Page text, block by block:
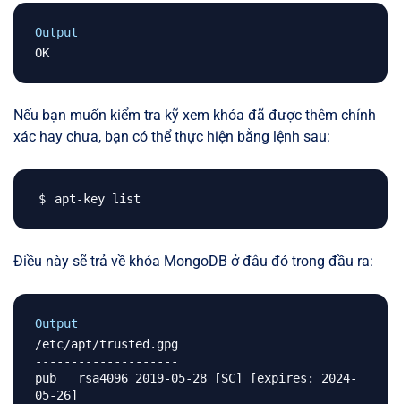
Output
Nếu bạn muốn kiểm tra kỹ xem khóa đã được thêm chính
xác hay chưa, bạn có thể thực hiện bằng lệnh sau:
Điều này sẽ trả về khóa MongoDB ở đâu đó trong đầu ra:
Output
/etc/apt/trusted.gpg
--------------------
pub   rsa4096 2019-05-28 [SC] [expires: 2024-
05-26]